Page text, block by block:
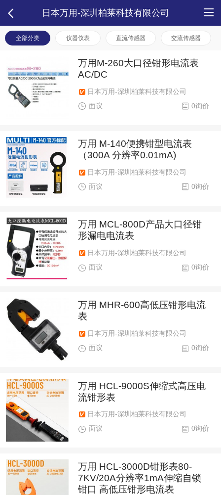
日本万用-深圳柏莱科技有限公司
全部分类 仪器仪表 直流传感器 交流传感器
万用M-260大口径钳形电流表
AC/DC
日本万用-深圳柏莱科技有限公司
0询价
面议
万用 M-140便携钳型电流表
（300A 分辨率0.01mA)
日本万用-深圳柏莱科技有限公司
0询价
面议
万用 MCL-800D产品大口径钳
形漏电电流表
日本万用-深圳柏莱科技有限公司
0询价
面议
万用 MHR-600高低压钳形电流
表
日本万用-深圳柏莱科技有限公司
0询价
面议
万用 HCL-9000S伸缩式高压电
流钳形表
日本万用-深圳柏莱科技有限公司
0询价
面议
万用 HCL-3000D钳形表80-
7KV/20A分辨率1mA伸缩自锁
钳口 高低压钳形电流表